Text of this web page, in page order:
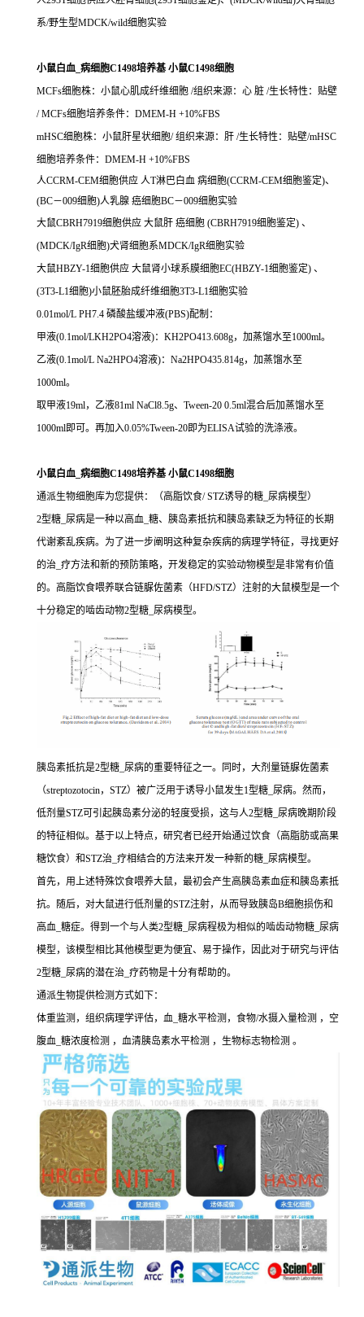
系/野生型MDCK/wild细胞实验
小鼠白血_病细胞C1498培养基 小鼠C1498细胞
MCFs细胞株：小鼠心肌成纤维细胞 /组织来源：心 脏 /生长特性：贴壁
/ MCFs细胞培养条件：DMEM-H +10%FBS
mHSC细胞株：小鼠肝星状细胞/ 组织来源：肝 /生长特性：贴壁/mHSC
细胞培养条件：DMEM-H +10%FBS
人CCRM-CEM细胞供应 人T淋巴白血 病细胞(CCRM-CEM细胞鉴定)、
(BC－009细胞)人乳腺 癌细胞BC－009细胞实验
大鼠CBRH7919细胞供应 大鼠肝 癌细胞 (CBRH7919细胞鉴定) 、
(MDCK/IgR细胞)犬肾细胞系MDCK/IgR细胞实验
大鼠HBZY-1细胞供应 大鼠肾小球系膜细胞EC(HBZY-1细胞鉴定) 、
(3T3-L1细胞)小鼠胚胎成纤维细胞3T3-L1细胞实验
0.01mol/L PH7.4 磷酸盐缓冲液(PBS)配制：
甲液(0.1mol/LKH2PO4溶液)：KH2PO413.608g，加蒸馏水至1000ml。
乙液(0.1mol/L Na2HPO4溶液)：Na2HPO435.814g，加蒸馏水至
1000ml。
取甲液19ml，乙液81ml NaCl8.5g、Tween-20 0.5ml混合后加蒸馏水至
1000ml即可。再加入0.05%Tween-20即为ELISA试验的洗涤液。
小鼠白血_病细胞C1498培养基 小鼠C1498细胞
通派生物细胞库为您提供：（高脂饮食/ STZ诱导的糖_尿病模型）
2型糖_尿病是一种以高血_糖、胰岛素抵抗和胰岛素缺乏为特征的长期
代谢紊乱疾病。为了进一步阐明这种复杂疾病的病理学特征，寻找更好
的治_疗方法和新的预防策略，开发稳定的实验动物模型是非常有价值
的。高脂饮食喂养联合链脲佐菌素（HFD/STZ）注射的大鼠模型是一个
十分稳定的啮齿动物2型糖_尿病模型。
胰岛素抵抗是2型糖_尿病的重要特征之一。同时，大剂量链脲佐菌素
（streptozotocin，STZ）被广泛用于诱导小鼠发生1型糖_尿病。然而，
低剂量STZ可引起胰岛素分泌的轻度受损，这与人2型糖_尿病晚期阶段
的特征相似。基于以上特点，研究者已经开始通过饮食（高脂肪或高果
糖饮食）和STZ治_疗相结合的方法来开发一种新的糖_尿病模型。
首先，用上述特殊饮食喂养大鼠，最初会产生高胰岛素血症和胰岛素抵
抗。随后，对大鼠进行低剂量的STZ注射，从而导致胰岛B细胞损伤和
高血_糖症。得到一个与人类2型糖_尿病程极为相似的啮齿动物糖_尿病
模型，该模型相比其他模型更为便宜、易于操作，因此对于研究与评估
2型糖_尿病的潜在治_疗药物是十分有帮助的。
通派生物提供检测方式如下：
体重监测，组织病理学评估，血_糖水平检测，食物/水摄入量检测 ，空
腹血_糖浓度检测 ，血清胰岛素水平检测 ，生物标志物检测 。